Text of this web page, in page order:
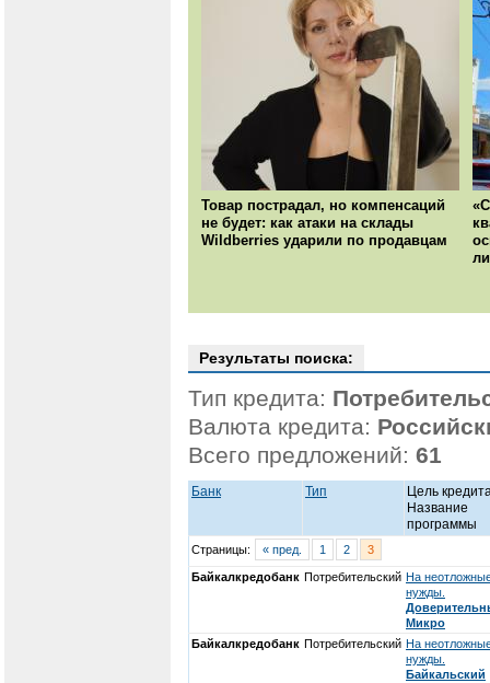
Товар пострадал, но компенсаций
не будет: как атаки на склады
Wildberries ударили по продавцам
Результаты поиска:
Тип кредита:
Валюта кредита:
Всего предложений: 61
Банк Тип
Цель
Название
программы
Страницы: « пред. 1 2 3
Байкалкредобанк Потребительский На
нужды.
Микро
Байкалкредобанк Потребительский На
нужды.
Байкальский